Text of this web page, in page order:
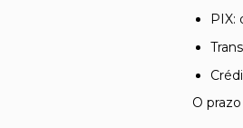
PIX:
O